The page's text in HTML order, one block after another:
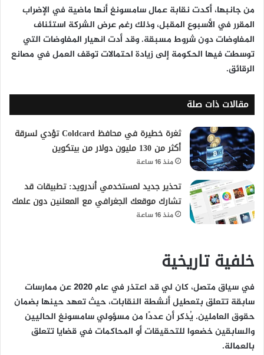
من جانبها، أكدت نقابة عمال سامسونغ أنها ماضية في الإضراب
المقرر في الأسبوع المقبل، وذلك رغم عرض الشركة استئناف
المفاوضات دون شروط مسبقة. وقد أدت انهيار المفاوضات التي
توسطت فيها الحكومة إلى زيادة احتمالات توقف العمل في مصانع
الرقائق.
مقالات ذات صلة
ثغرة خطيرة في محافظ Coldcard تؤدي لسرقة
أكثر من 130 مليون دولار من بيتكوين
منذ 16 ساعة
تحذير جديد لمستخدمي أندرويد: تطبيقات قد
تشارك موقعك الجغرافي مع المعلنين دون علمك
منذ 16 ساعة
خلفية تاريخية
في سياق متصل، كان لي قد اعتذر في عام 2020 عن ممارسات
سابقة تتعلق بتعطيل أنشطة النقابات، حيث تعهد حينها بضمان
حقوق العاملين. يُذكر أن عددًا من مسؤولي سامسونغ الحاليين
والسابقين خضعوا للتحقيقات أو المحاكمات في قضايا تتعلق
بالعمالة.